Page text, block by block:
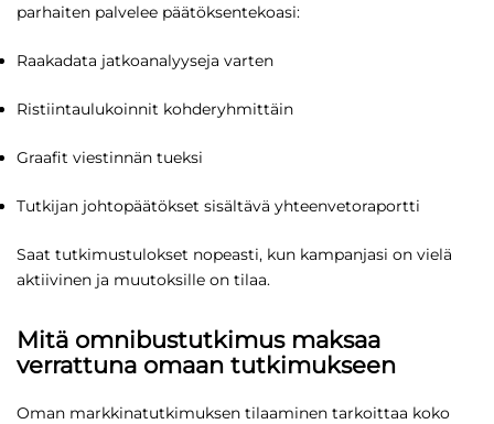
parhaiten palvelee päätöksentekoasi:
Raakadata jatkoanalyyseja varten
Ristiintaulukoinnit kohderyhmittäin
Graafit viestinnän tueksi
Tutkijan johtopäätökset sisältävä yhteenvetoraportti
Saat tutkimustulokset nopeasti, kun kampanjasi on vielä
aktiivinen ja muutoksille on tilaa.
Mitä omnibustutkimus maksaa
verrattuna omaan tutkimukseen
Oman markkinatutkimuksen tilaaminen tarkoittaa koko